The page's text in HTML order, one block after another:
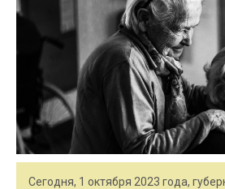
Сегодня, 1 октября 2023 года,